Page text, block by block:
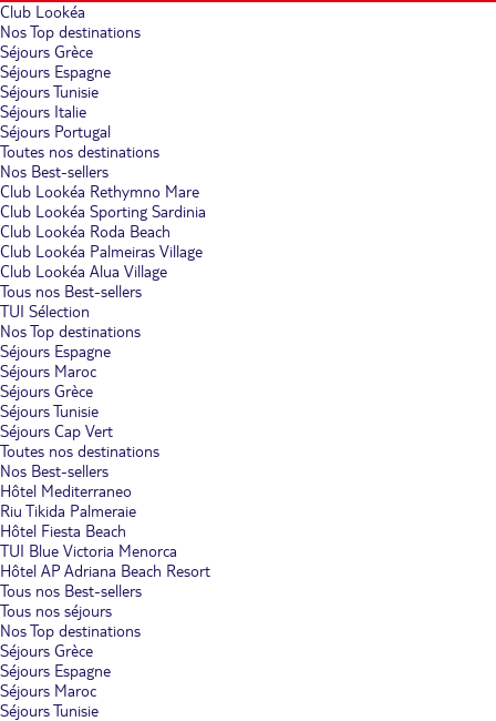
Club Lookéa
Nos Top destinations
Séjours Grèce
Séjours Espagne
Séjours Tunisie
Séjours Italie
Séjours Portugal
Toutes nos destinations
Nos Best-sellers
Club Lookéa Rethymno Mare
Club Lookéa Sporting Sardinia
Club Lookéa Roda Beach
Club Lookéa Palmeiras Village
Club Lookéa Alua Village
Tous nos Best-sellers
TUI Sélection
Nos Top destinations
Séjours Espagne
Séjours Maroc
Séjours Grèce
Séjours Tunisie
Séjours Cap Vert
Toutes nos destinations
Nos Best-sellers
Hôtel Mediterraneo
Riu Tikida Palmeraie
Hôtel Fiesta Beach
TUI Blue Victoria Menorca
Hôtel AP Adriana Beach Resort
Tous nos Best-sellers
Tous nos séjours
Nos Top destinations
Séjours Grèce
Séjours Espagne
Séjours Maroc
Séjours Tunisie